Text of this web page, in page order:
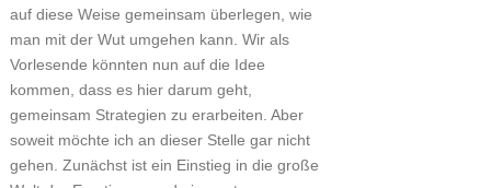
auf diese Weise gemeinsam überlegen, wie
man mit der Wut umgehen kann. Wir als
Vorlesende könnten nun auf die Idee
kommen, dass es hier darum geht,
gemeinsam Strategien zu erarbeiten. Aber
soweit möchte ich an dieser Stelle gar nicht
gehen. Zunächst ist ein Einstieg in die große